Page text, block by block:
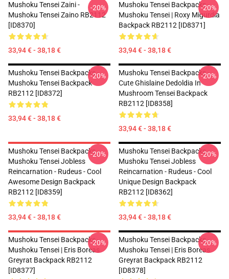
Mushoku Tensei Zaini -
Mushoku Tensei Zaino RB2112
[ID8370]
33,94 € - 38,18 €
-20%
Mushoku Tensei Backpacks -
Mushoku Tensei | Roxy Migurdia
Backpack RB2112 [ID8371]
33,94 € - 38,18 €
-20%
Mushoku Tensei Backpacks -
Mushoku Tensei Backpack
RB2112 [ID8372]
33,94 € - 38,18 €
-20%
Mushoku Tensei Backpacks -
Cute Ghislaine Dedoldia In
Mushroom Tensei Backpack
RB2112 [ID8358]
33,94 € - 38,18 €
-20%
Mushoku Tensei Backpacks -
Mushoku Tensei Jobless
Reincarnation - Rudeus - Cool
Awesome Design Backpack
RB2112 [ID8359]
33,94 € - 38,18 €
-20%
Mushoku Tensei Backpacks -
Mushoku Tensei Jobless
Reincarnation - Rudeus - Cool
Unique Design Backpack
RB2112 [ID8362]
33,94 € - 38,18 €
-20%
Mushoku Tensei Backpacks -
Mushoku Tensei | Eris Boreas
Greyrat Backpack RB2112
[ID8377]
-20%
Mushoku Tensei Backpacks -
Mushoku Tensei | Eris Boreas
Greyrat Backpack RB2112
[ID8378]
-20%